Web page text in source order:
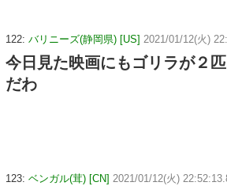
122: バリニーズ(静岡県) [US] 2021/01/12(火)
今日見た映画にもゴリラが２
だわ
123: ベンガル(茸) [CN] 2021/01/12(火)